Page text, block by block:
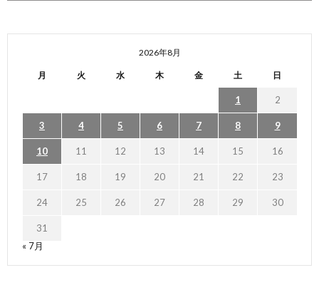
2026年8月
月 火 水 木 金 土 日
1 2
3 4 5 6 7 8 9
10 11 12 13 14 15 16
17 18 19 20 21 22 23
24 25 26 27 28 29 30
31
« 7月